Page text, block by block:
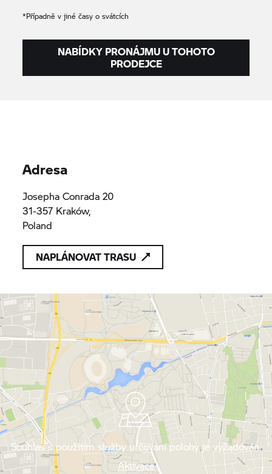
*Případně v jiné časy o svátcích
NABÍDKY PRONÁJMU U TOHOTO
PRODEJCE
Adresa
Josepha Conrada 20
31-357 Kraków,
Poland
NAPLÁNOVAT TRASU
Souhlas s použitím služby určování polohy je vyžadován.
Aktivace